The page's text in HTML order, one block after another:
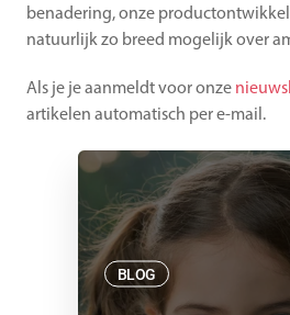
benadering, onze
natuurlijk zo breed mogelijk over
Als je je aanmeldt voor onze
artikelen automatisch per e-mail.
BLOG